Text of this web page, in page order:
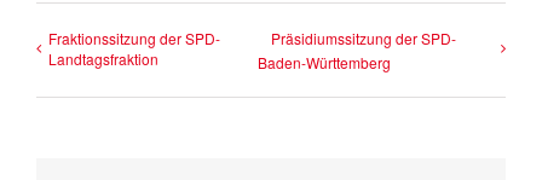
Fraktionssitzung der SPD-
Landtagsfraktion
Präsidiumssitzung der SPD-
Baden-Württemberg